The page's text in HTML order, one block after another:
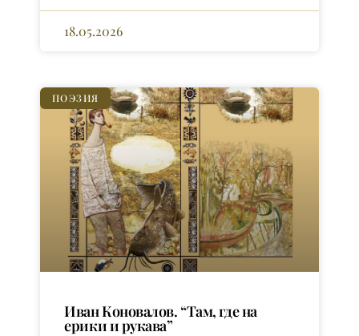
18.05.2026
ПОЭЗИЯ
Иван Коновалов. “Там, где на
ерики и рукава”